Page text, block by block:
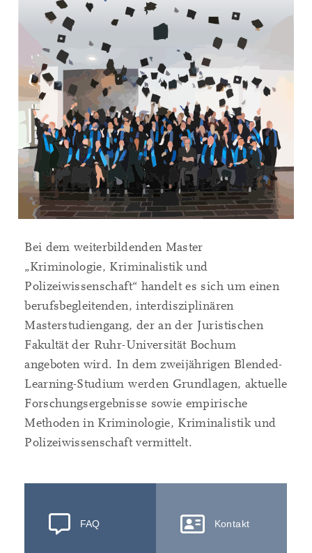
Bei dem weiterbildenden Master
„Kriminologie, Kriminalistik und
Polizeiwissenschaft“ handelt es sich um einen
berufsbegleitenden, interdisziplinären
Masterstudiengang, der an der Juristischen
Fakultät der Ruhr-Universität Bochum
angeboten wird. In dem zweijährigen Blended-
Learning-Studium werden Grundlagen, aktuelle
Forschungsergebnisse sowie empirische
Methoden in Kriminologie, Kriminalistik und
Polizeiwissenschaft vermittelt.
FAQ Kontakt